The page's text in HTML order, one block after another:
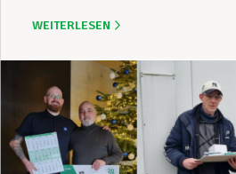
WEITERLESEN